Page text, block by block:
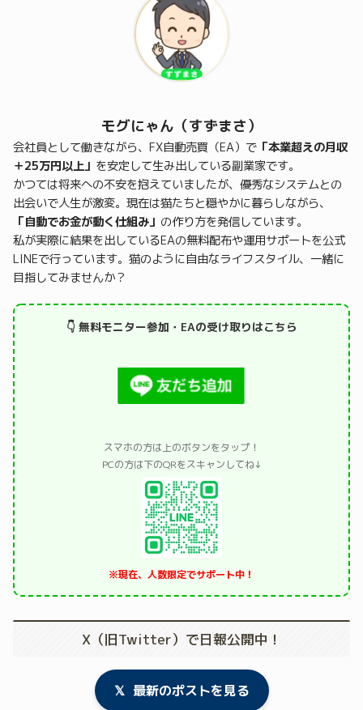
モグにゃん（すずまさ）
会社員として働きながら、FX自動売買（EA）で 「本業超えの月収
＋25万円以上」 を安定して生み出している副業家です。
かつては将来への不安を抱えていましたが、優秀なシステムとの
出会いで人生が激変。現在は猫たちと穏やかに暮らしながら、
「自動でお金が動く仕組み」 の作り方を発信しています。
私が実際に結果を出しているEAの無料配布や運用サポートを公式
LINEで行っています。猫のように自由なライフスタイル、一緒に
目指してみませんか？
👇 無料モニター参加・EAの受け取りはこちら
スマホの方は上のボタンをタップ！
PCの方は下のQRをスキャンしてね↓
※現在、人数限定でサポート中！
X（旧Twitter）で日報公開中！
𝕏 最新のポストを見る